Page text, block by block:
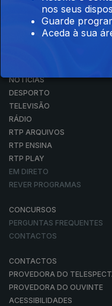
NOTÍCIAS
DESPORTO
TELEVISÃO
RÁDIO
RTP ARQUIVOS
RTP ENSINA
RTP PLAY
EM DIRETO
REVER PROGRAMAS
CONCURSOS
PERGUNTAS FREQUENTES
CONTACTOS
CONTACTOS
PROVEDORA DO
PROVEDORA DO OUVINTE
ACESSIBILIDADES
nos seus
Guarde
Aceda à sua